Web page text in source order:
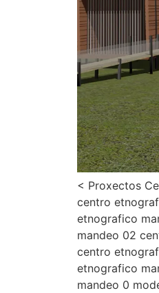
< Proxectos
centro
etnografico
mandeo 02
centro
etnografico
mandeo 0